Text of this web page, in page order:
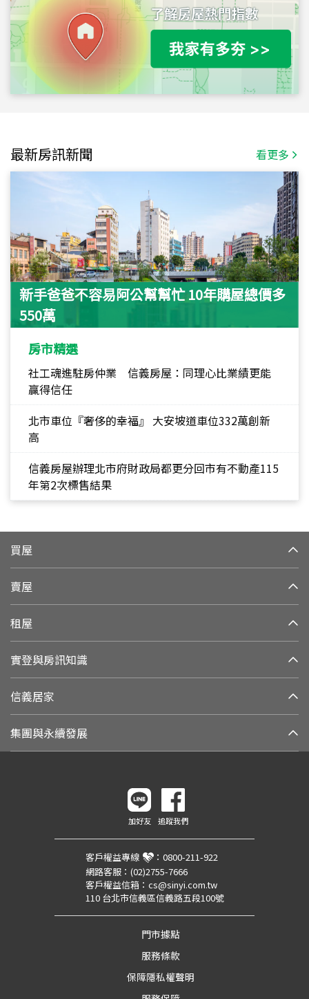
最新房訊新聞 看更多
新手爸爸不容易阿公幫幫忙 10年購屋總價多
550萬
房市精選
社工魂進駐房仲業 信義房屋：同理心比業績更能
贏得信任
北市車位『奢侈的幸福』 大安坡道車位332萬創新
高
信義房屋辦理北市府財政局都更分回市有不動產115
年第2次標售結果
買屋
賣屋
租屋
實登與房訊知識
信義居家
集團與永續發展
加好友 追蹤我們
客戶權益專線 ： 0800-211-922
網路客服： (02)2755-7666
客戶權益信箱： cs@sinyi.com.tw
110 台北市信義區信義路五段100號
門市據點
服務條款
保障隱私權聲明